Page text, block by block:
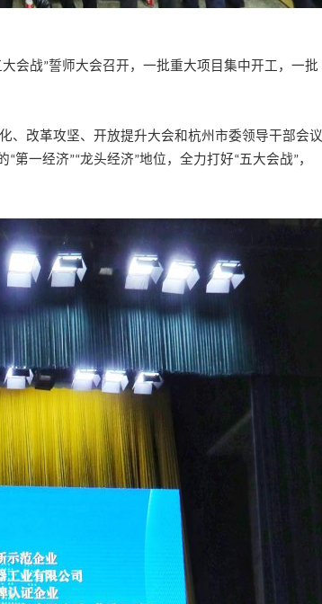
大会战”誓师大会召开，一批重大项目集中开工，一批
、改革攻坚、开放提升大会和杭州市委领导干部会议
“第一经济”“龙头经济”地位，全力打好“五大会战”，